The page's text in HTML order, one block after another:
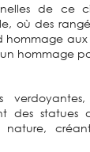
de ce
où des
hommage
hommage
des
nature,